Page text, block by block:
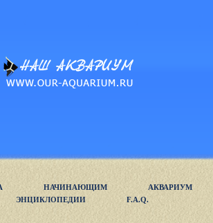
НАЧИНАЮЩИМ АКВАРИУМ
ЭНЦИКЛОПЕДИИ
F.A.Q.